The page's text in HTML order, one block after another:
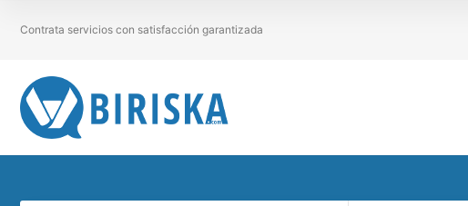
Contrata servicios con satisfacción garantizada